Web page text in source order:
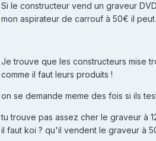
Si le constructeur vend un graveur
mon aspirateur de carrouf à 50€ il
Je trouve que les constructeurs mise
comme il faut leurs produits !
on se demande meme des fois si ils
tu trouve pas assez cher le graveur à
il faut koi ? qu'il vendent le graveur à